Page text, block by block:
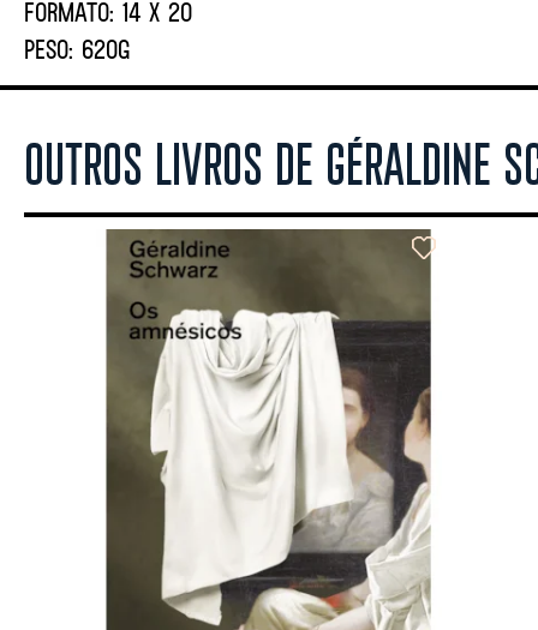
FORMATO: 14 X 20
PESO: 620G
OUTROS LIVROS DE GÉRALDINE